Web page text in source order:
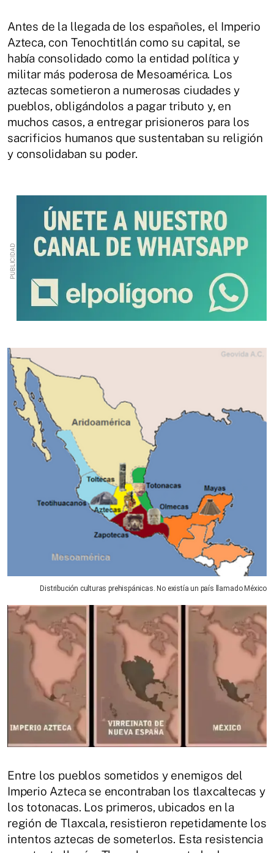
Antes de la llegada de los españoles, el Imperio
Azteca, con Tenochtitlán como su capital, se
había consolidado como la entidad política y
militar más poderosa de Mesoamérica. Los
aztecas sometieron a numerosas ciudades y
pueblos, obligándolos a pagar tributo y, en
muchos casos, a entregar prisioneros para los
sacrificios humanos que sustentaban su religión
y consolidaban su poder.
Distribución culturas prehispánicas. No existía un país llamado México
Entre los pueblos sometidos y enemigos del
Imperio Azteca se encontraban los tlaxcaltecas y
los totonacas. Los primeros, ubicados en la
región de Tlaxcala, resistieron repetidamente los
intentos aztecas de someterlos. Esta resistencia